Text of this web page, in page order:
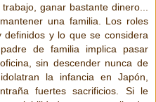
ganar bastante dinero...
una familia. Los roles
definidos y lo que se considera
de familia implica pasar
sin descender nunca de
la infancia en Japón,
fuertes sacrificios. Si le